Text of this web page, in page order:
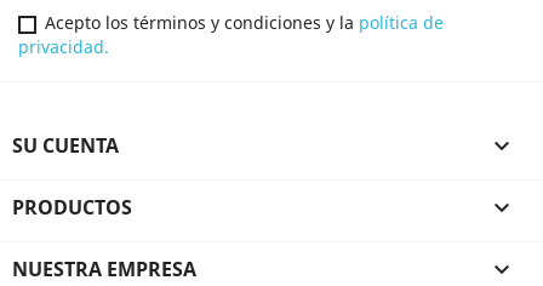
Acepto los términos y condiciones y la política de
privacidad.
SU CUENTA 
PRODUCTOS 
NUESTRA EMPRESA 